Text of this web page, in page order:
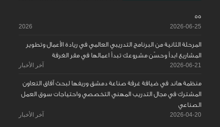
55
2026-06-25
2026
المرحلة الثانية من البرنامج التدريبي العالمي في ريادة الأعمال وتطوير
المشاريع ابدأ وحسّن مشروعك تبدأ اعمالها في مقر الغرفة
2026-06-21 آخر الأخبار
منظمة هاند في ضيافة غرفة صناعة دمشق وريفها لبحث آفاق التعاون
المشترك في مجال التدريب المهني التخصصي واحتياجات سوق العمل
الصناعي
2026-04-20 آخر الأخبار